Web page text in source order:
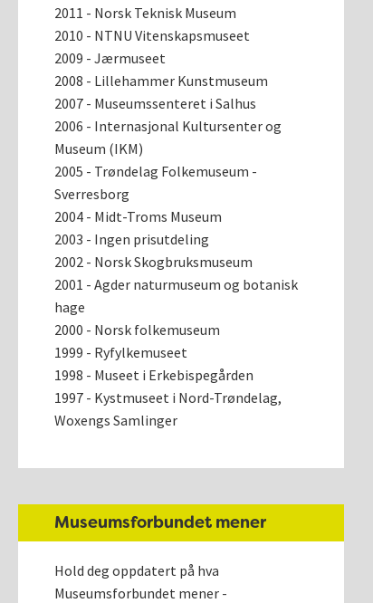
2011 - Norsk Teknisk Museum
2010 - NTNU Vitenskapsmuseet
2009 - Jærmuseet
2008 - Lillehammer Kunstmuseum
2007 - Museumssenteret i Salhus
2006 - Internasjonal Kultursenter og
Museum (IKM)
2005 - Trøndelag Folkemuseum -
Sverresborg
2004 - Midt-Troms Museum
2003 - Ingen prisutdeling
2002 - Norsk Skogbruksmuseum
2001 - Agder naturmuseum og botanisk
hage
2000 - Norsk folkemuseum
1999 - Ryfylkemuseet
1998 - Museet i Erkebispegården
1997 - Kystmuseet i Nord-Trøndelag,
Woxengs Samlinger
Museumsforbundet mener
Hold deg oppdatert på hva
Museumsforbundet mener -